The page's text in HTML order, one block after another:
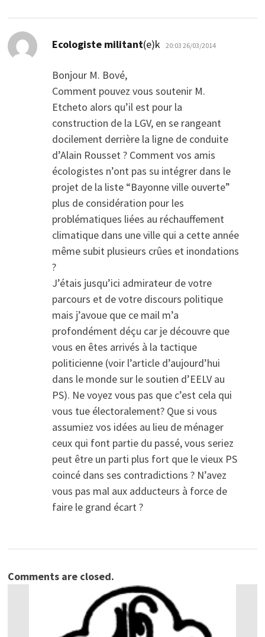
Ecologiste militant(e)k dio:
20:03 26/03/2014
Bonjour M. Bové,
Comment pouvez vous soutenir M.
Etcheto alors qu’il est pour la
construction de la LGV, en se rangeant
docilement derrière la ligne de conduite
d’Alain Rousset ? Comment vos amis
écologistes n’ont pas su intégrer dans le
projet de la liste “Bayonne ville ouverte”
plus de considération pour les
problématiques liées au réchauffement
climatique dans une ville qui a cette année
même subit plusieurs crûes et inondations
?
J’étais jusqu’ici admirateur de votre
parcours et de votre discours politique
mais j’avoue que ce mail m’a
profondément déçu car je découvre que
vous en êtes arrivés à la tactique
politicienne (voir l’article d’aujourd’hui
dans le monde sur le soutien d’EELV au
PS). Ne voyez vous pas que c’est cela qui
vous tue électoralement? Que si vous
assumiez vos idées au lieu de ménager
ceux qui font partie du passé, vous seriez
peut être un parti plus fort que le vieux PS
coincé dans ses contradictions ? N’avez
vous pas mal aux adducteurs à force de
faire le grand écart ?
Comments are closed.